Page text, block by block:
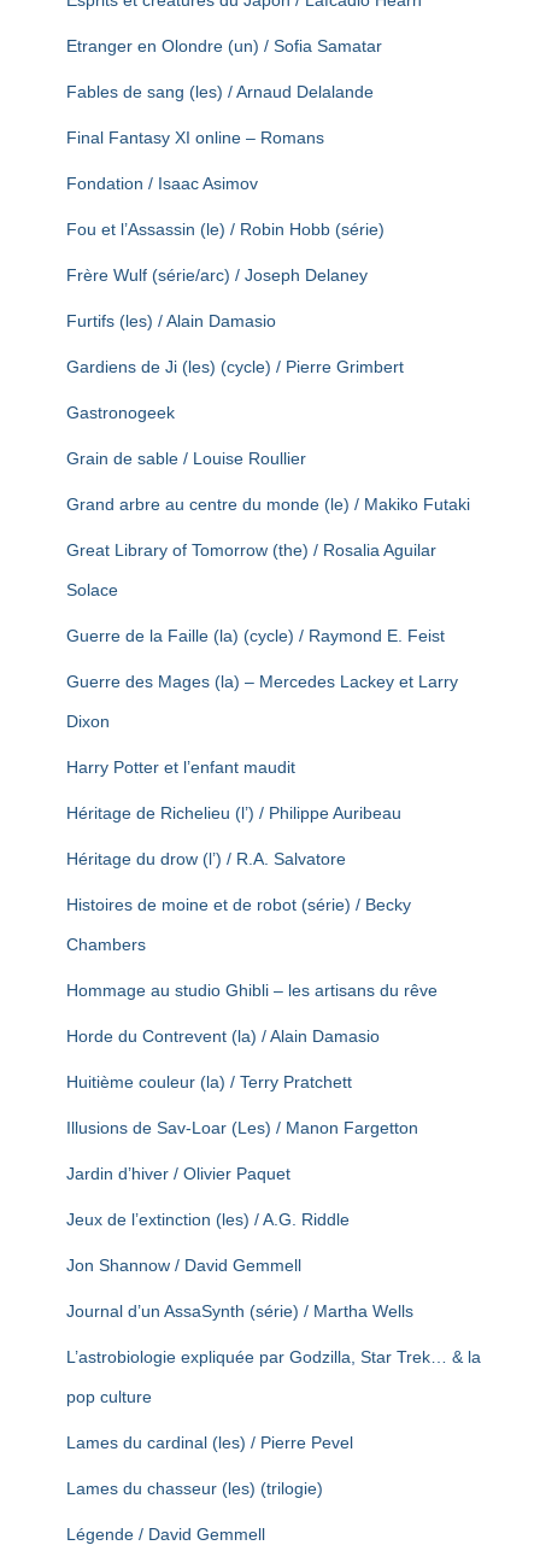
Etranger en Olondre (un) / Sofia Samatar
Fables de sang (les) / Arnaud Delalande
Final Fantasy XI online – Romans
Fondation / Isaac Asimov
Fou et l’Assassin (le) / Robin Hobb (série)
Frère Wulf (série/arc) / Joseph Delaney
Furtifs (les) / Alain Damasio
Gardiens de Ji (les) (cycle) / Pierre Grimbert
Gastronogeek
Grain de sable / Louise Roullier
Grand arbre au centre du monde (le) / Makiko Futaki
Great Library of Tomorrow (the) / Rosalia Aguilar
Solace
Guerre de la Faille (la) (cycle) / Raymond E. Feist
Guerre des Mages (la) – Mercedes Lackey et Larry
Dixon
Harry Potter et l’enfant maudit
Héritage de Richelieu (l’) / Philippe Auribeau
Héritage du drow (l’) / R.A. Salvatore
Histoires de moine et de robot (série) / Becky
Chambers
Hommage au studio Ghibli – les artisans du rêve
Horde du Contrevent (la) / Alain Damasio
Huitième couleur (la) / Terry Pratchett
Illusions de Sav-Loar (Les) / Manon Fargetton
Jardin d’hiver / Olivier Paquet
Jeux de l’extinction (les) / A.G. Riddle
Jon Shannow / David Gemmell
Journal d’un AssaSynth (série) / Martha Wells
L’astrobiologie expliquée par Godzilla, Star Trek… & la
pop culture
Lames du cardinal (les) / Pierre Pevel
Lames du chasseur (les) (trilogie)
Légende / David Gemmell